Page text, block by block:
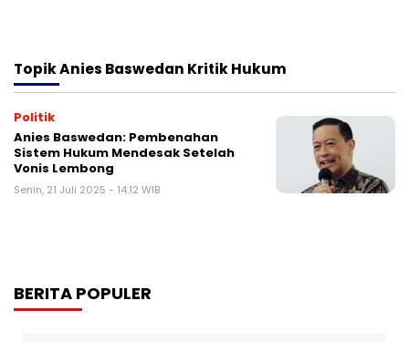
TopikAnies Baswedan Kritik Hukum
Politik
Anies Baswedan: Pembenahan
Sistem Hukum Mendesak Setelah
Vonis Lembong
Senin, 21 Juli 2025 - 14:12 WIB
BERITA POPULER